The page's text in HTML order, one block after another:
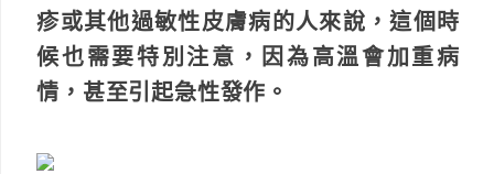
疹或其他過敏性皮膚病的人來說，這個時
候也需要特別注意，因為高溫會加重病
情，甚至引起急性發作。